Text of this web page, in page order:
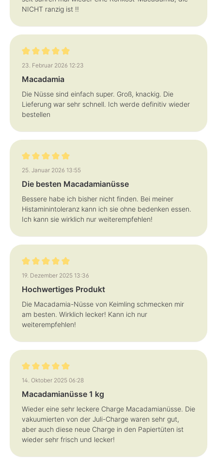
NICHT ranzig ist !!
Bewertung mit 5 von 5 Sternen
23. Februar 2026 12:23
Macadamia
Die Nüsse sind einfach super. Groß, knackig. Die
Lieferung war sehr schnell. Ich werde definitiv wieder
bestellen
Bewertung mit 5 von 5 Sternen
25. Januar 2026 13:55
Die besten Macadamianüsse
Bessere habe ich bisher nicht finden. Bei meiner
Histaminintoleranz kann ich sie ohne bedenken essen.
Ich kann sie wirklich nur weiterempfehlen!
Bewertung mit 5 von 5 Sternen
19. Dezember 2025 13:36
Hochwertiges Produkt
Die Macadamia-Nüsse von Keimling schmecken mir
am besten. Wirklich lecker! Kann ich nur
weiterempfehlen!
Bewertung mit 5 von 5 Sternen
14. Oktober 2025 06:28
Macadamianüsse 1 kg
Wieder eine sehr leckere Charge Macadamianüsse. Die
vakuumierten von der Juli-Charge waren sehr gut,
aber auch diese neue Charge in den Papiertüten ist
wieder sehr frisch und lecker!